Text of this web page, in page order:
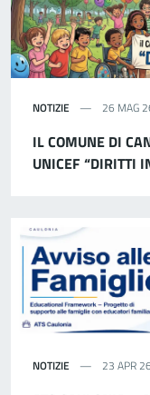
NOTIZIE 26 MAG
IL COMUNE DI
UNICEF “DIRITTI
NOTIZIE 23 APR 26